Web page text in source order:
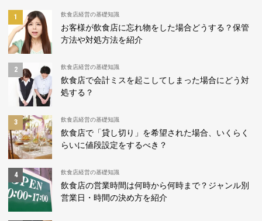
飲食店経営の基礎知識
お客様が飲食店に忘れ物をした場合どうする？保管
方法や対処方法を紹介
飲食店経営の基礎知識
飲食店で会計ミスを起こしてしまった場合にどう対
処する？
飲食店経営の基礎知識
飲食店で「貸し切り」を希望された場合、いくらく
らいに値段設定をするべき？
飲食店経営の基礎知識
飲食店の営業時間は何時から何時まで？ジャンル別
営業日・時間の決め方を紹介